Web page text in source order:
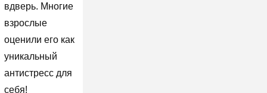
вдверь. Многие
взрослые
оценили его как
уникальный
антистресс для
себя!